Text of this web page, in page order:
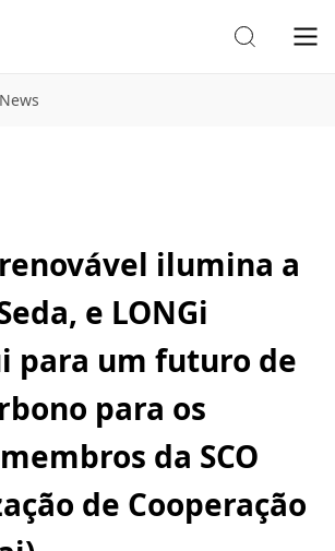
ilumina a
e LONGi
para um futuro de
para os
da SCO
de Cooperação